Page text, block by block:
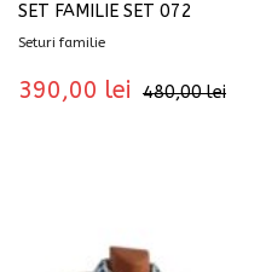
SET FAMILIE SET 072
Seturi familie
480,00lei
390,00 lei